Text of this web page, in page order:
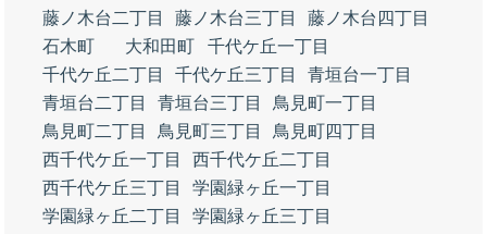
藤ノ木台二丁目
藤ノ木台三丁目
藤ノ木台四丁目
石木町
大和田町
千代ケ丘一丁目
千代ケ丘二丁目
千代ケ丘三丁目
青垣台一丁目
青垣台二丁目
青垣台三丁目
鳥見町一丁目
鳥見町二丁目
鳥見町三丁目
鳥見町四丁目
西千代ケ丘一丁目
西千代ケ丘二丁目
西千代ケ丘三丁目
学園緑ヶ丘一丁目
学園緑ヶ丘二丁目
学園緑ヶ丘三丁目